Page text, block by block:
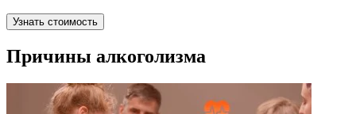
Узнать стоимость
Причины алкоголизма